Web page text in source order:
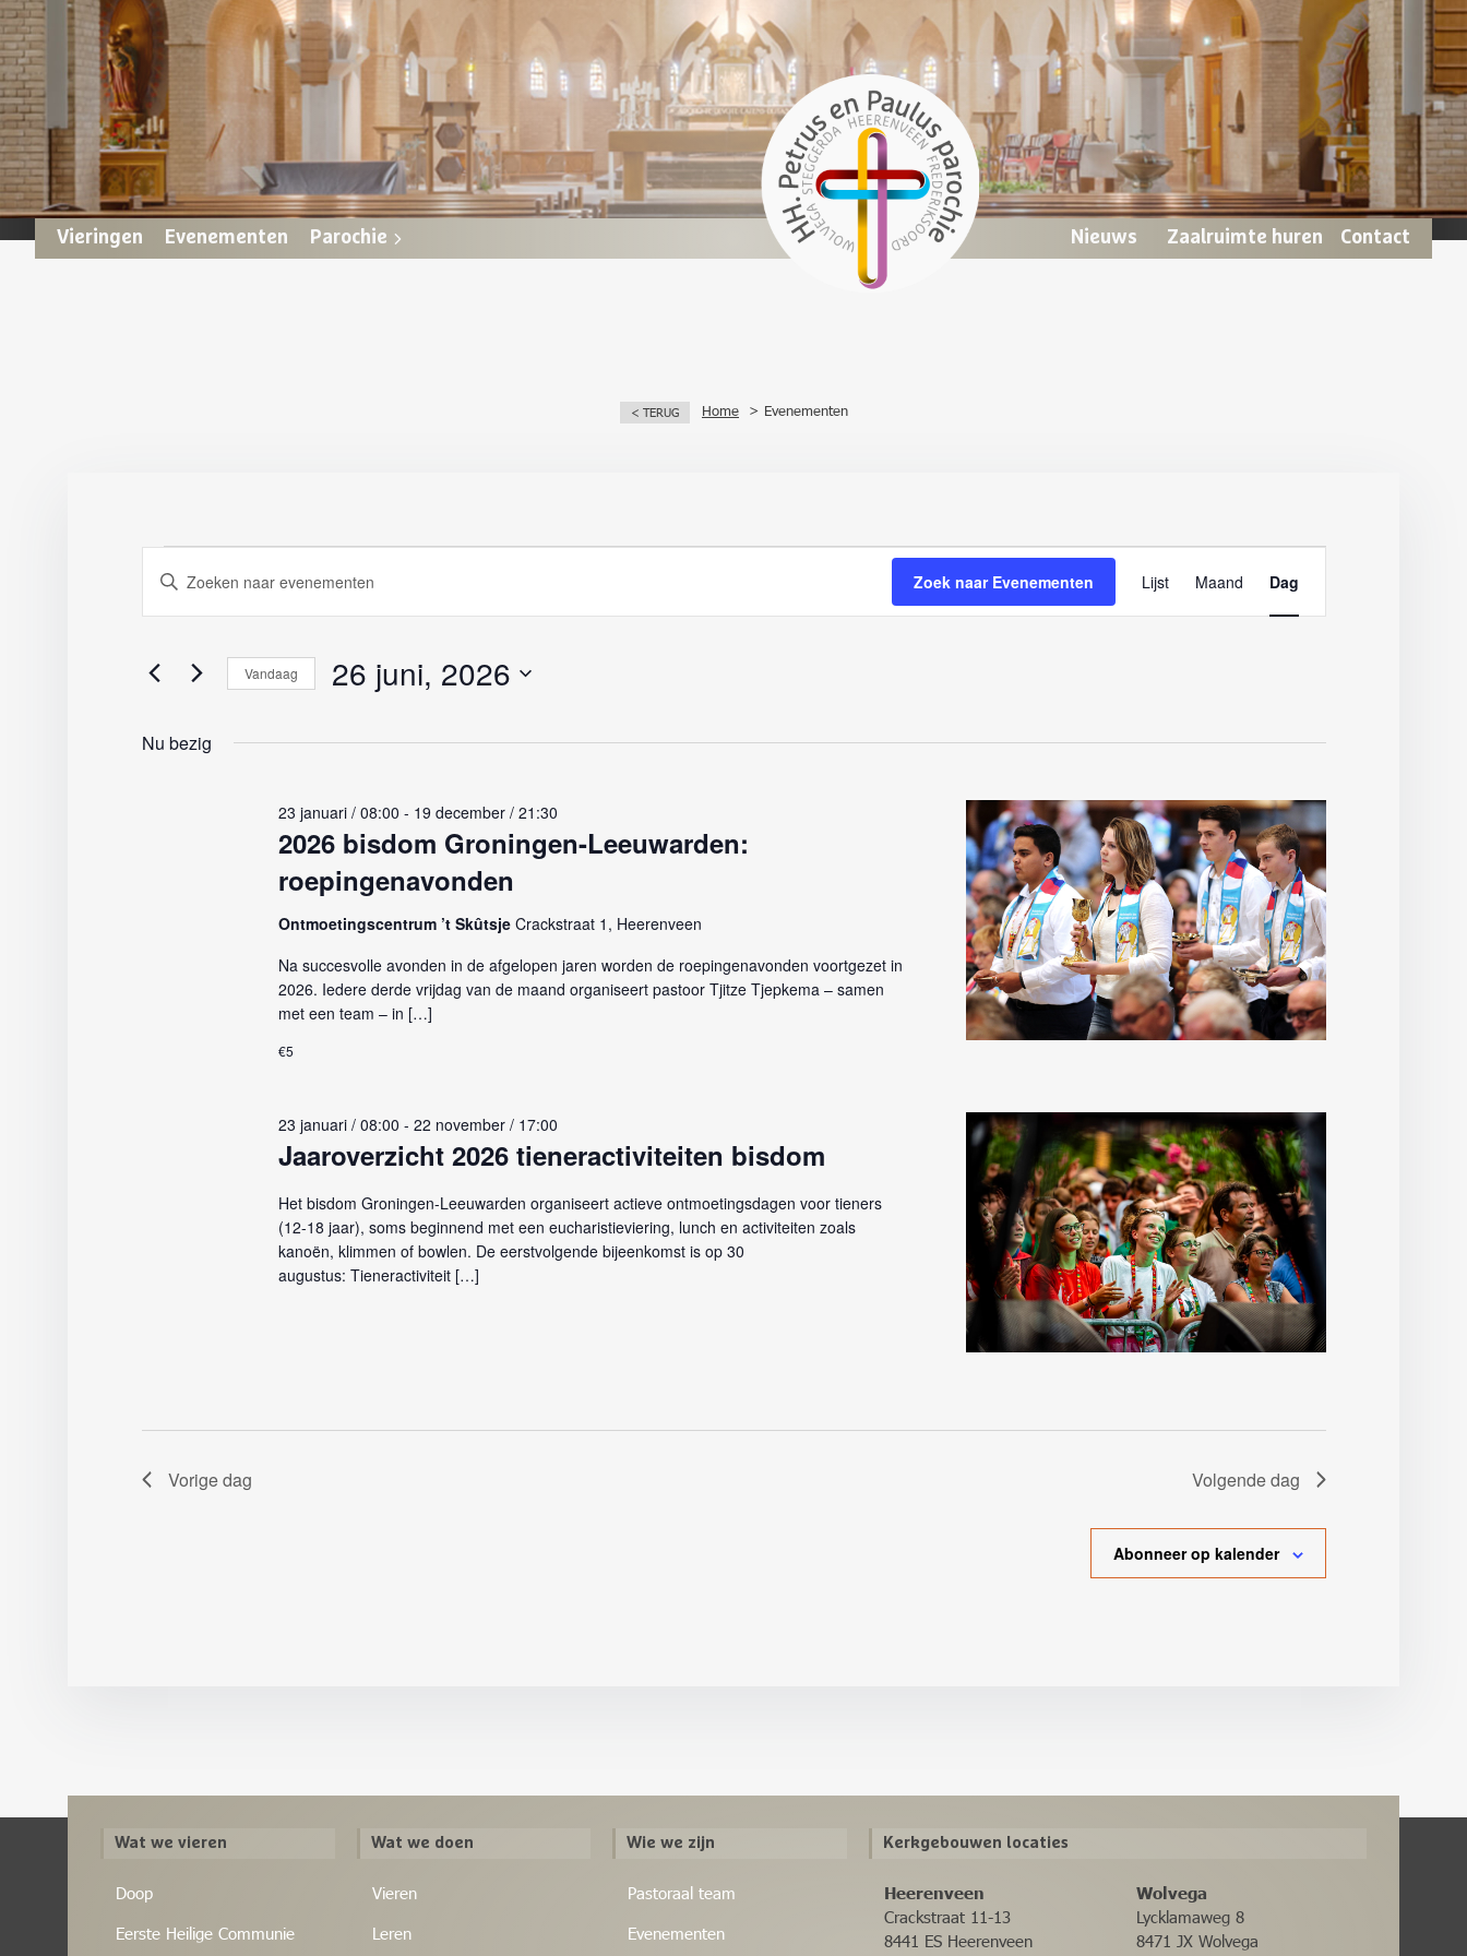
Vieringen Evenementen Parochie Nieuws Zaalruimte huren Contact
< TERUG Home Evenementen
Evenementen
in
26
juni,
Zoeken
en
weergeven
navigatie
Vul
in.
Evenementen
Zoek naar Evenementen
weergaven
navigatie
Lijst Maand Dag
Vandaag 26 juni, 2026
een
Nu bezig
2026 bisdom Groningen-Leeuwarden:
roepingenavonden
23 januari / 08:00 - 19 december / 21:30
Ontmoetingscentrum ’t SkûtsjeCrackstraat 1, Heerenveen
Na succesvolle avonden in de afgelopen jaren worden de roepingenavonden voortgezet in
2026. Iedere derde vrijdag van de maand organiseert pastoor Tjitze Tjepkema – samen
met een team – in […]
€5
Jaaroverzicht 2026 tieneractiviteiten bisdom
23 januari / 08:00 -22 november / 17:00
Het bisdom Groningen-Leeuwarden organiseert actieve ontmoetingsdagen voor tieners
(12-18 jaar), soms beginnend met een eucharistieviering, lunch en activiteiten zoals
kanoën, klimmen of bowlen. De eerstvolgende bijeenkomst is op 30
augustus: Tieneractiviteit […]
Vorige dag Volgende dag
Abonneer op kalender
Wat we vieren
Doop
Eerste Heilige Communie
Wat we doen
Vieren
Leren
Wie we zijn
Pastoraal team
Evenementen
Kerkgebouwen locaties
Heerenveen
Crackstraat 11-13
8441 ES Heerenveen
Wolvega
Lycklamaweg 8
8471 JX Wolvega